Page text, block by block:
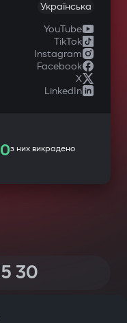
Українська
YouTube
TikTok
Instagram
Facebook
X
LinkedIn
0з них викрадено
30